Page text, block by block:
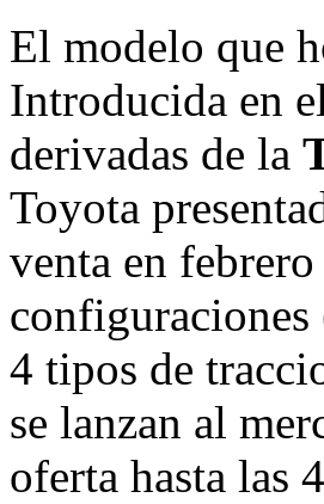
El modelo que
Introducida en
derivadas de la
Toyota
venta en
configuraciones
4 tipos de
se lanzan al
oferta hasta las